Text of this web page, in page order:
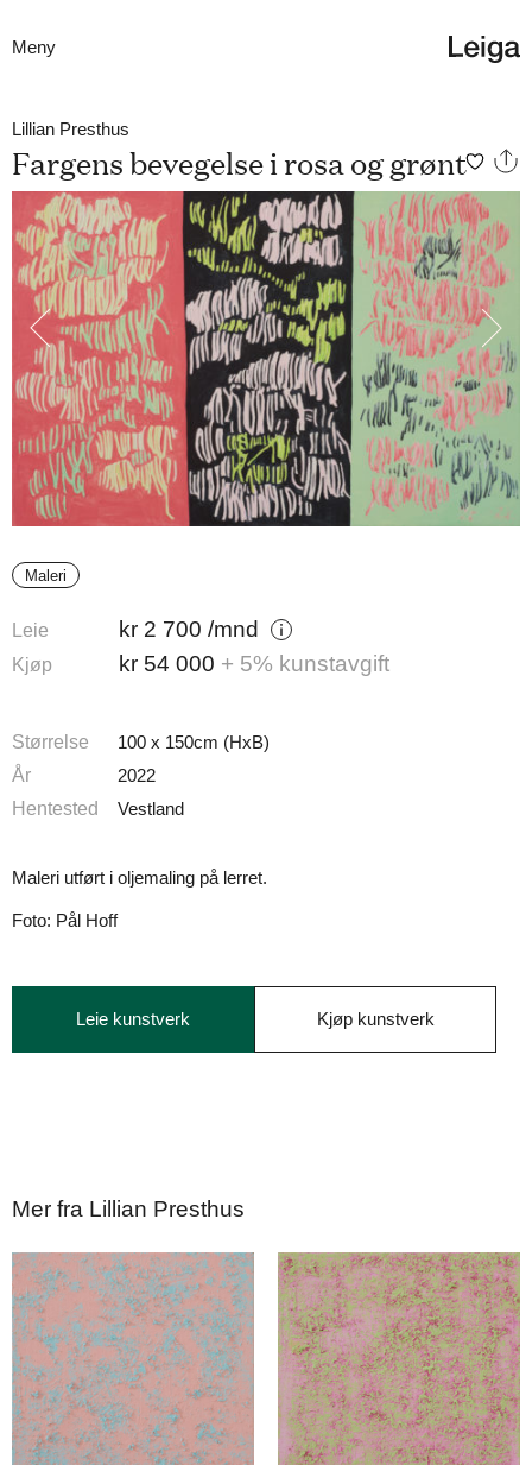
Meny
Lillian Presthus
Fargens bevegelse i rosa og grønt
Maleri
Leie kr 2 700 /mnd
Kjøp kr 54 000 + 5% kunstavgift
Størrelse
100 x 150cm (HxB)
År
2022
Hentested
Vestland
Maleri utført i oljemaling på lerret.
Foto: Pål Hoff
Leie kunstverk Kjøp kunstverk
Mer fra Lillian Presthus